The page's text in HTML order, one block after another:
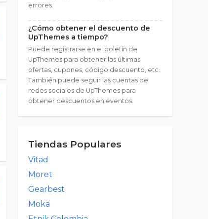
errores.
¿Cómo obtener el descuento de
UpThemes a tiempo?
Puede registrarse en el boletín de
UpThemes para obtener las últimas
ofertas, cupones, código descuento, etc.
También puede seguir las cuentas de
redes sociales de UpThemes para
obtener descuentos en eventos.
Tiendas Populares
Vitad
Moret
Gearbest
Moka